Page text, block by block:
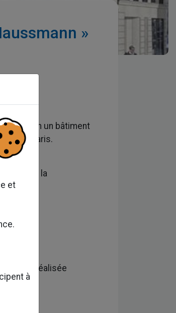
»
» en un bâtiment
de Paris.
SSI de la
réalisée
et
à